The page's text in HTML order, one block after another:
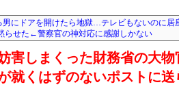
男にドアを開けたら地獄…テレビもないのに居
らせた←警察官の神対応に感謝しかない
害しまくった財務省の大
就くはずのないポストに